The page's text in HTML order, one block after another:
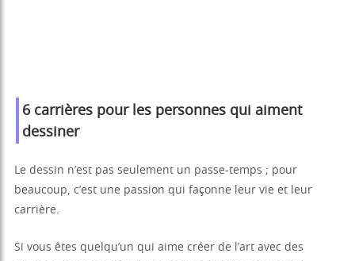
6 carrières pour les personnes qui aiment
dessiner
Le dessin n’est pas seulement un passe-temps ; pour
beaucoup, c’est une passion qui façonne leur vie et leur
carrière.
Si vous êtes quelqu’un qui aime créer de l’art avec des